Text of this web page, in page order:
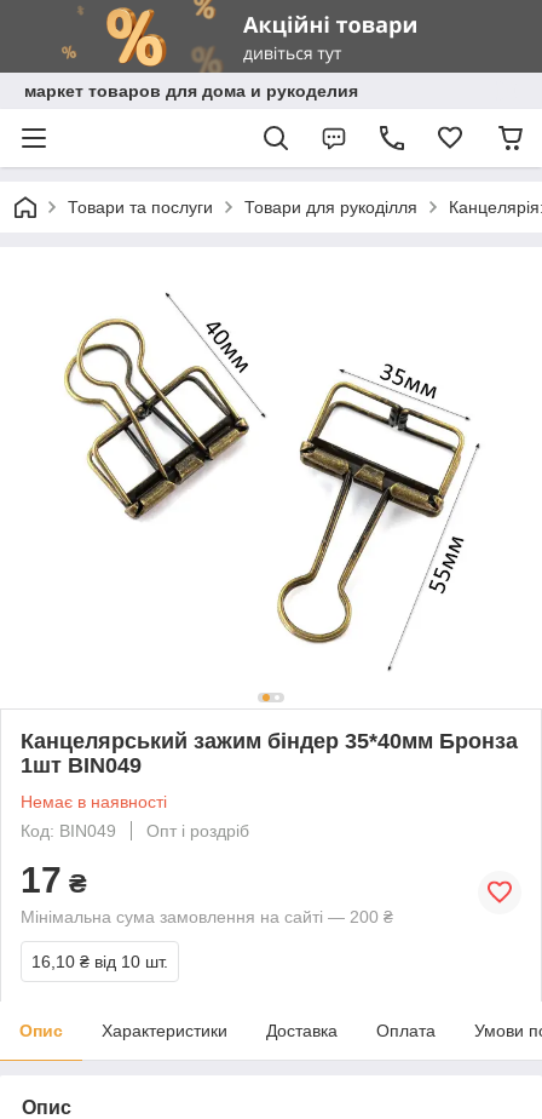
маркет товаров для дома и рукоделия
Товари та послуги Товари для рукоділля
Канцелярський зажим біндер 35*40мм Бронза
1шт BIN049
Немає в наявності
Код: BIN049
Опт і роздріб
17 ₴
Мінімальна сума замовлення на сайті — 200 ₴
16,10 ₴ від 10 шт.
Опис Характеристики Доставка Оплата Умови
Опис